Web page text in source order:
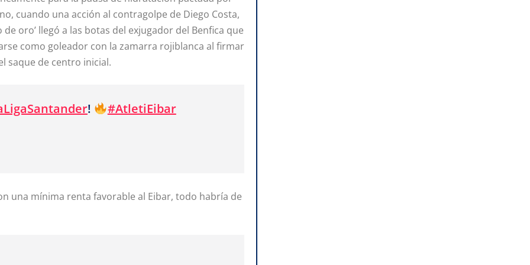
cuando una acción al contragolpe de Diego Costa,
oro’ llegó a las botas del exjugador del Benfica que
como goleador con la zamarra rojiblanca al firmar
saque de centro inicial.
! #AtletiEibar
una mínima renta favorable al Eibar, todo habría de